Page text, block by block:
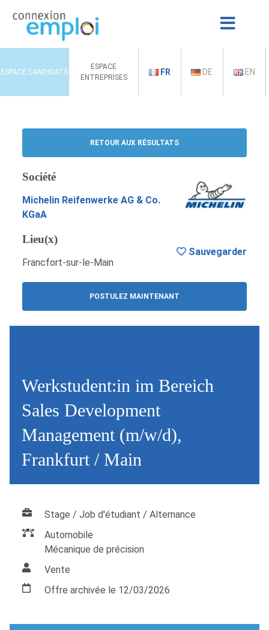
ESPACE CANDIDATS
ESPACE
ENTREPRISES
FR DE EN
RETOUR AUX RÉSULTATS
Société
Michelin Reifenwerke AG & Co.
KGaA
Lieu(x)
Francfort-sur-le-Main
POSTULEZ MAINTENANT
Sauvegarder
Werkstudent:in im Bereich
Sales Development
Management (m/w/d),
Frankfurt / Main
Stage / Job d'étudiant / Alternance
Automobile
Mécanique de précision
Vente
Offre archivée le 12/03/2026